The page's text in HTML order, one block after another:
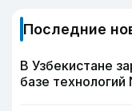
Последние
В Узбекистане
базе технологий